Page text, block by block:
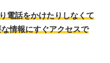
電話をかけたりしなくて
情報にすぐアクセスで